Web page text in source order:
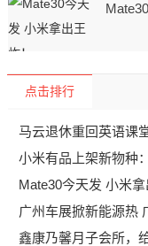
点击排行
马云退休重回英语课
小米有品上架新物种
Mate30今天发 小米
广州车展掀新能源热
鑫康乃馨月子会所，